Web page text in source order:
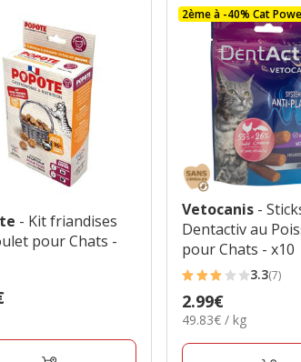
- Kit friandises
pour Chats -
2ème à -40% Cat
Vetocanis -
Dentactiv au
pour Chats - x10
3.3
étoiles
avec
7
3.3(7)
Prix
2.99€
2.99€
49.83€
Kg
49.83€ / kg